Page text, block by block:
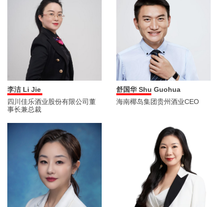
李洁 Li Jie
四川佳乐酒业股份有限公司董
事长兼总裁
舒国华 Shu Guohua
海南椰岛集团贵州酒业CEO